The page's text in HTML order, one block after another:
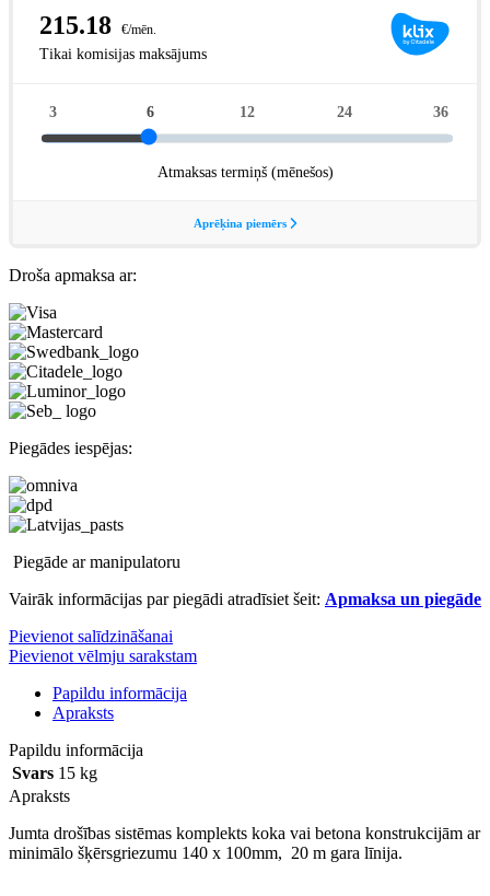
Droša apmaksa ar:
Piegādes iespējas:
Piegāde ar manipulatoru
Vairāk informācijas par piegādi atradīsiet šeit: Apmaksa un piegāde
Pievienot salīdzināšanai
Pievienot vēlmju sarakstam
Papildu informācija
Apraksts
Papildu informācija
Svars 15 kg
Apraksts
Jumta drošības sistēmas komplekts koka vai betona konstrukcijām ar
minimālo šķērsgriezumu 140 x 100mm, 20 m gara līnija.